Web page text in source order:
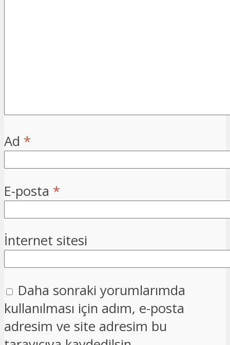
Ad *
E-posta *
İnternet sitesi
Daha sonraki yorumlarımda
kullanılması için adım, e-posta
adresim ve site adresim bu